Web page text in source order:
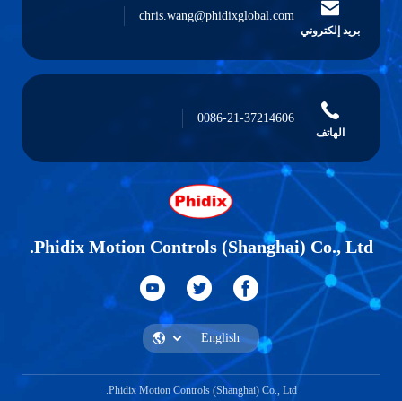
بريد إلكتروني
chris.wang@phidixglobal.com
الهاتف
0086-21-37214606
Phidix Motion Controls (Shanghai) Co., Ltd.
Phidix Motion Controls (Shanghai) Co., Ltd.